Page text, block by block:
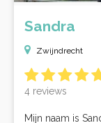
Sandra
Zwijndrecht
4 reviews
Mijn naam is